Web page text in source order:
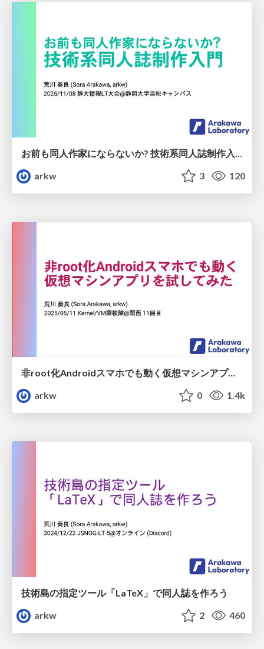
お前も同人作家にならないか? 技術系同人誌制作入門
arkw
3 120
非root化Androidスマホでも動く仮想マシンアプリを試してみた
arkw
0 1.4k
技術島の指定ツール「LaTeX」で同人誌を作ろう
arkw
2 460